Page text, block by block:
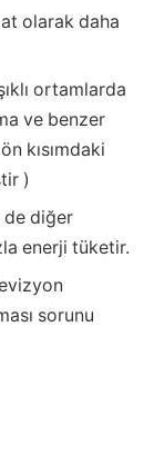
olarak daha
ortamlarda
ve benzer
kısımdaki
)
de diğer
enerji tüketir.
sorunu